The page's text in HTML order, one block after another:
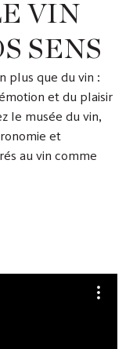
VIN
SENS
plus que du vin :
et du plaisir
le musée du vin,
et
au vin comme